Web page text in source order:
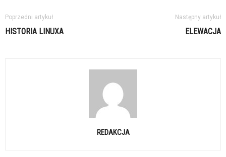
Poprzedni artykuł
HISTORIA LINUXA
Następny artykuł
ELEWACJA
REDAKCJA